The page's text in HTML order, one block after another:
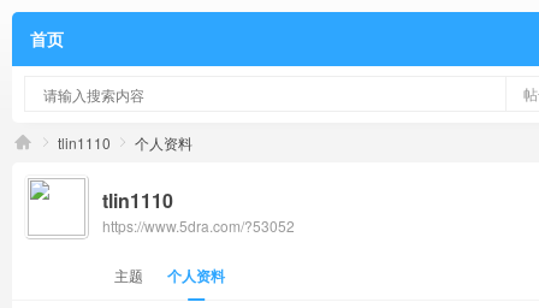
首页
tlin1110 个人资料
tlin1110
https://www.5dra.com/?53052
主题 个人资料